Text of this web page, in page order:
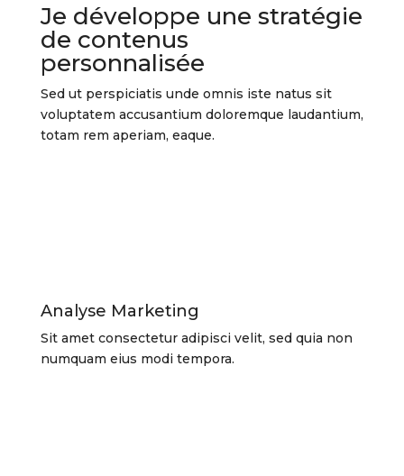
Je développe une stratégie
de contenus
personnalisée
Sed ut perspiciatis unde omnis iste natus sit
voluptatem accusantium doloremque laudantium,
totam rem aperiam, eaque.
Analyse Marketing
Sit amet consectetur adipisci velit, sed quia non
numquam eius modi tempora.